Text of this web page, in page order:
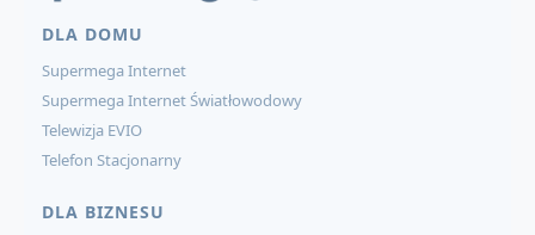
DLA DOMU
Supermega Internet
Supermega Internet Światłowodowy
Telewizja EVIO
Telefon Stacjonarny
DLA BIZNESU